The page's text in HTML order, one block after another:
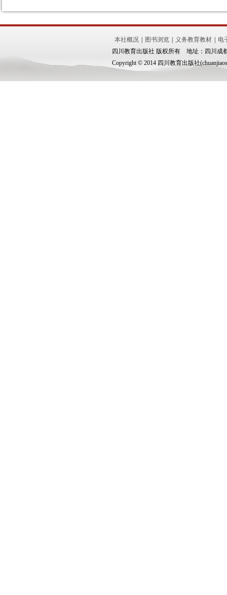
本社概况 图书浏览 义务教育教材
电
四川教育出版社 版权所有 地址：四川成
Copyright © 2014 四川教育出版社